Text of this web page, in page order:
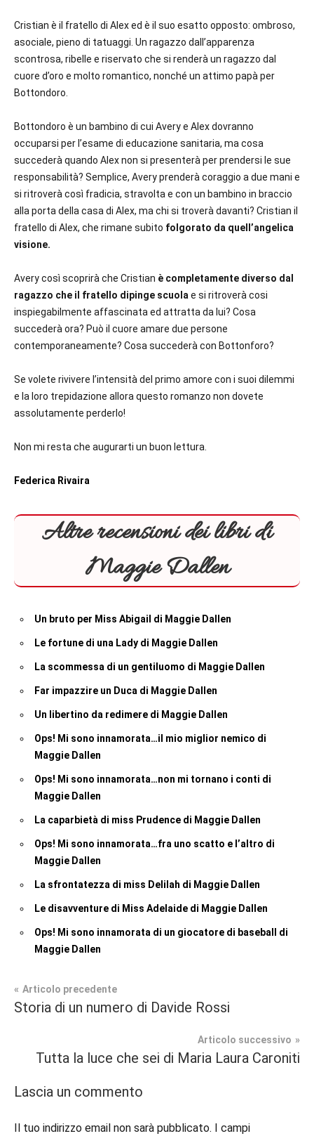
Cristian è il fratello di Alex ed è il suo esatto opposto: ombroso,
asociale, pieno di tatuaggi. Un ragazzo dall’apparenza
scontrosa, ribelle e riservato che si renderà un ragazzo dal
cuore d’oro e molto romantico, nonché un attimo papà per
Bottondoro.
Bottondoro è un bambino di cui Avery e Alex dovranno
occuparsi per l’esame di educazione sanitaria, ma cosa
succederà quando Alex non si presenterà per prendersi le sue
responsabilità? Semplice, Avery prenderà coraggio a due mani e
si ritroverà così fradicia, stravolta e con un bambino in braccio
alla porta della casa di Alex, ma chi si troverà davanti? Cristian il
fratello di Alex, che rimane subito folgorato da quell’angelica
visione.
Avery così scoprirà che Cristian è completamente diverso dal
ragazzo che il fratello dipinge scuolae si ritroverà cosi
inspiegabilmente affascinata ed attratta da lui? Cosa
succederà ora? Può il cuore amare due persone
contemporaneamente? Cosa succederà con Bottonforo?
Se volete rivivere l’intensità del primo amore con i suoi dilemmi
e la loro trepidazione allora questo romanzo non dovete
assolutamente perderlo!
Non mi resta che augurarti un buon lettura.
Federica Rivaira
Altre recensioni dei libri di
Maggie Dallen
Un bruto per Miss Abigail di Maggie Dallen
Le fortune di una Lady di Maggie Dallen
La scommessa di un gentiluomo di Maggie Dallen
Far impazzire un Duca di Maggie Dallen
Un libertino da redimere di Maggie Dallen
Ops! Mi sono innamorata…il mio miglior nemico di
Maggie Dallen
Ops! Mi sono innamorata…non mi tornano i conti di
Maggie Dallen
La caparbietà di miss Prudence di Maggie Dallen
Ops! Mi sono innamorata…fra uno scatto e l’altro di
Maggie Dallen
La sfrontatezza di miss Delilah di Maggie Dallen
Le disavventure di Miss Adelaide di Maggie Dallen
Ops! Mi sono innamorata di un giocatore di baseball di
Maggie Dallen
Tag
#bloggerlife ,
#booklover,
#ebook
Contemporary
Recensioni
Navigazione
Articolo precedente
Storia di un numero di Davide Rossi
Articolo successivo
Tutta la luce che sei di Maria Laura Caroniti
Lascia un commento
Il tuo indirizzo email non sarà pubblicato.
I campi